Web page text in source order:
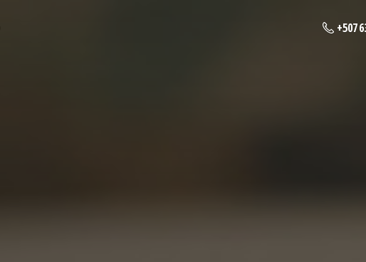
+507